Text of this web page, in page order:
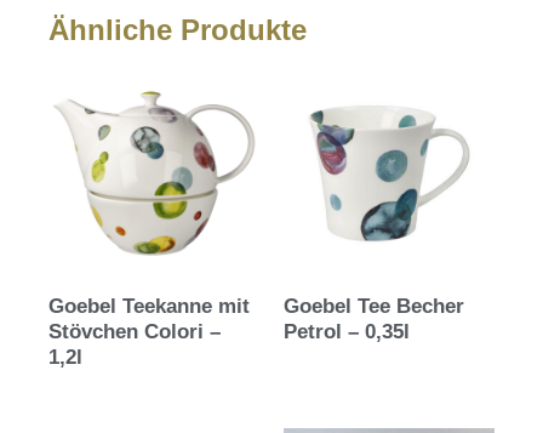
Ähnliche Produkte
Goebel Teekanne mit
Stövchen Colori –
1,2l
Goebel Tee Becher
Petrol – 0,35l